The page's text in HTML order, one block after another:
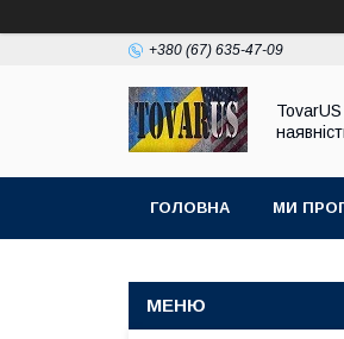
+380 (67) 635-47-09
ГОЛОВНА МИ